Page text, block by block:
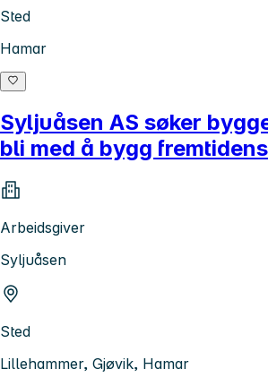
Sted
Hamar
Syljuåsen AS søker
bli med å bygg
Arbeidsgiver
Syljuåsen
Sted
Lillehammer, Gjøvik, Hamar